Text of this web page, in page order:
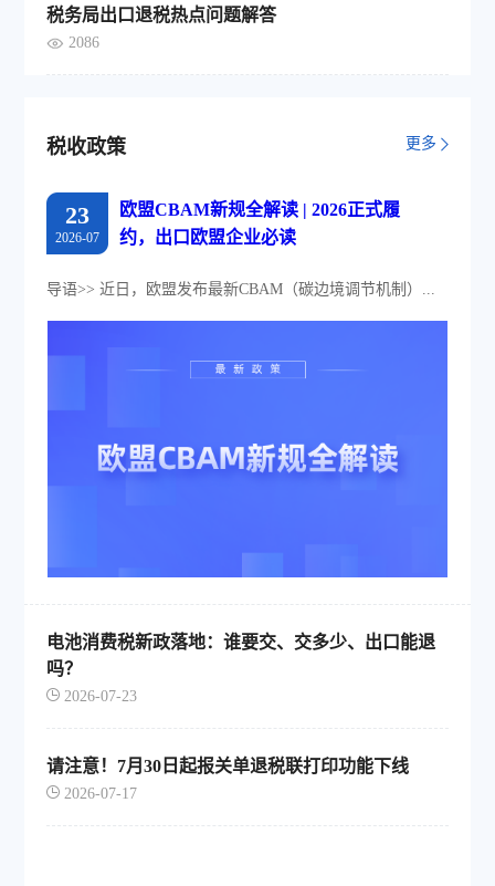
税务局出口退税热点问题解答
2086
税收政策 更多
23
2026-07
欧盟CBAM新规全解读 | 2026正式履
约，出口欧盟企业必读
导语>> 近日，欧盟发布最新CBAM（碳边境调节机制）...
电池消费税新政落地：谁要交、交多少、出口能退
吗？
2026-07-23
请注意！7月30日起报关单退税联打印功能下线
2026-07-17